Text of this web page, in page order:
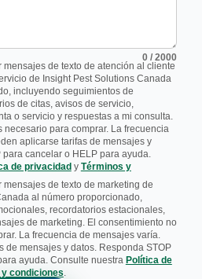
0 / 2000
mensajes de texto de atención al cliente
de Insight Pest Solutions Canada
incluyendo seguimientos de
de citas, avisos de servicio,
o servicio y respuestas a mi consulta.
necesario para comprar. La frecuencia
aplicarse tarifas de mensajes y
cancelar o HELP para ayuda.
de privacidad y Términos y
de texto de marketing de
al número proporcionado,
recordatorios estacionales,
de marketing. El consentimiento no
La frecuencia de mensajes varía.
de mensajes y datos. Responda STOP
ayuda. Consulte nuestra Política de
condiciones.